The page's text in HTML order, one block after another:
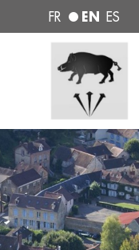
FR EN ES